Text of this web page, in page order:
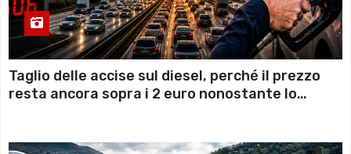
Taglio delle accise sul diesel, perché il prezzo
resta ancora sopra i 2 euro nonostante lo